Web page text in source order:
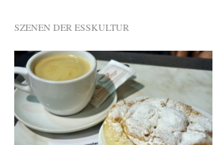
SZENEN DER ESSKULTUR